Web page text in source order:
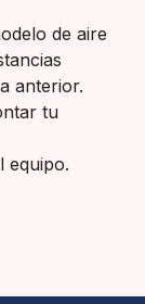
de aire
anterior.
tu
equipo.